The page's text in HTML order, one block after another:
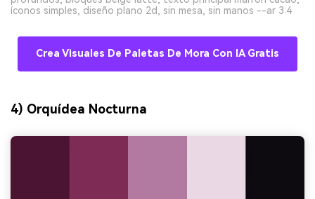
íconos simples, diseño plano 2d, sin mesa, sin manos --ar 3:4
Crea Visuales De Paletas De Mora Con IA Gratis
4) Orquídea Nocturna